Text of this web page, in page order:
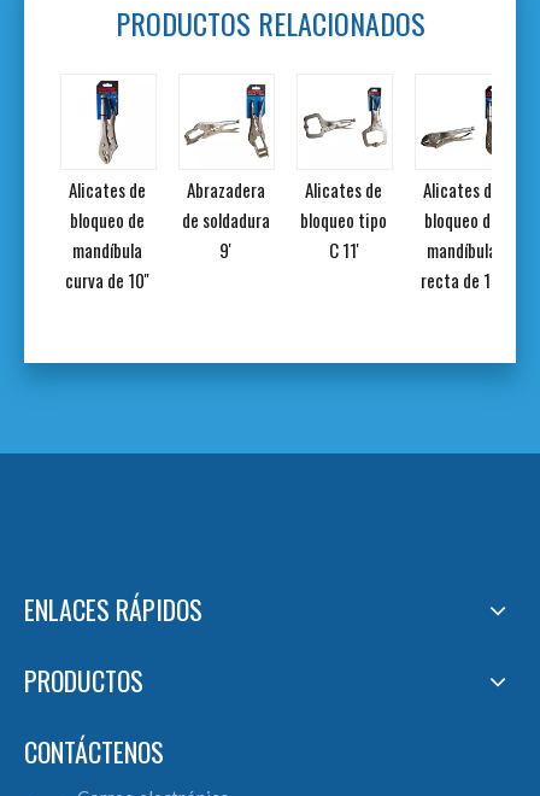
PRODUCTOS RELACIONADOS
Alicates de
bloqueo de
mandíbula
curva de 10''
Abrazadera
de soldadura
9'
Alicates de
bloqueo tipo
C 11'
Alicates de
bloqueo de
mandíbula
recta de 10'
ENLACES RÁPIDOS
PRODUCTOS
CONTÁCTENOS